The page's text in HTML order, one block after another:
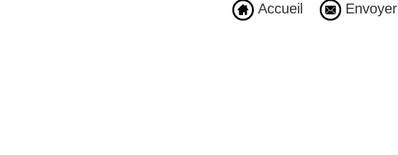
Accueil Envoyer